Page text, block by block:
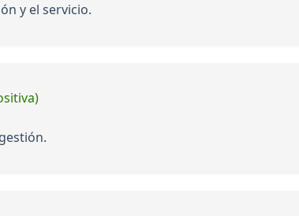
y el servicio.